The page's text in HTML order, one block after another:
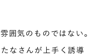
囲気のものではない。
なさんが上手く誘導